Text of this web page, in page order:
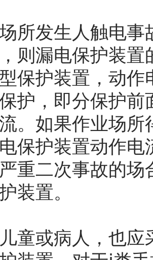
所发生人触电
则漏电保护装
保护装置，动
护，即分保护
。如果作业场
保护装置动作
重二次事故的场
装置。
童或病人，也应